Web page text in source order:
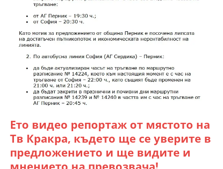
Ето видео репортаж от мястото на
Тв Кракра, където ще се уверите в
предложението и ще видите и